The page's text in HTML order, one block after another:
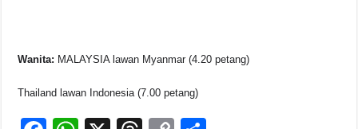
Wanita: MALAYSIA lawan Myanmar (4.20 petang)
Thailand lawan Indonesia (7.00 petang)